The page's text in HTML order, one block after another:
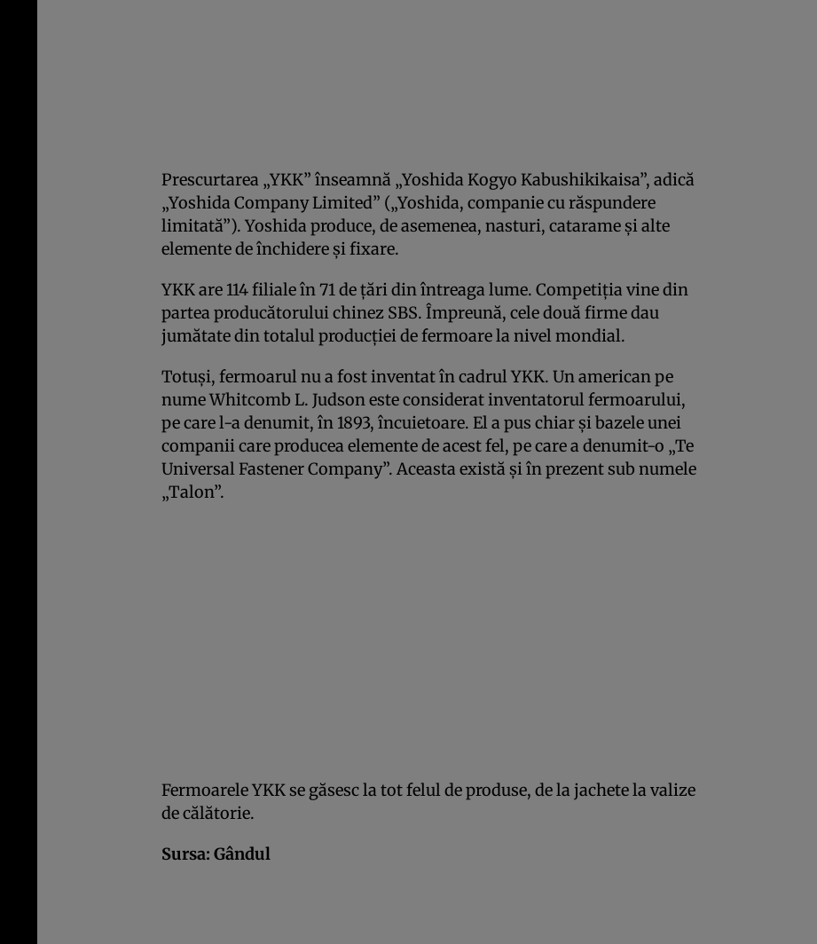
Prescurtarea „YKK” înseamnă „Yoshida Kogyo Kabushikikaisa”, adică
„Yoshida Company Limited” („Yoshida, companie cu răspundere
limitată”). Yoshida produce, de asemenea, nasturi, catarame şi alte
elemente de închidere şi fixare.
YKK are 114 filiale în 71 de ţări din întreaga lume. Competiţia vine din
partea producătorului chinez SBS. Împreună, cele două firme dau
jumătate din totalul producţiei de fermoare la nivel mondial.
Totuşi, fermoarul nu a fost inventat în cadrul YKK. Un american pe
nume Whitcomb L. Judson este considerat inventatorul fermoarului,
pe care l-a denumit, în 1893, încuietoare. El a pus chiar şi bazele unei
companii care producea elemente de acest fel, pe care a denumit-o „Te
Universal Fastener Company”. Aceasta există şi în prezent sub numele
„Talon”.
Fermoarele YKK se găsesc la tot felul de produse, de la jachete la valize
de călătorie.
Sursa: Gândul